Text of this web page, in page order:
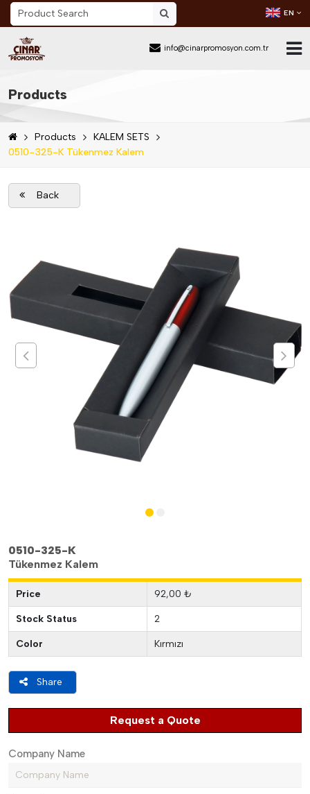
info@cinarpromosyon.com.tr
EN
About Us
Sector
Mail Order
Contact
Products
Products
KALEM SETS
0510-325-K Tükenmez Kalem
Back
0510-325-K
Tükenmez Kalem
Price 92,00 ₺
Stock Status 2
Color Kırmızı
Share
Request a Quote
Company Name